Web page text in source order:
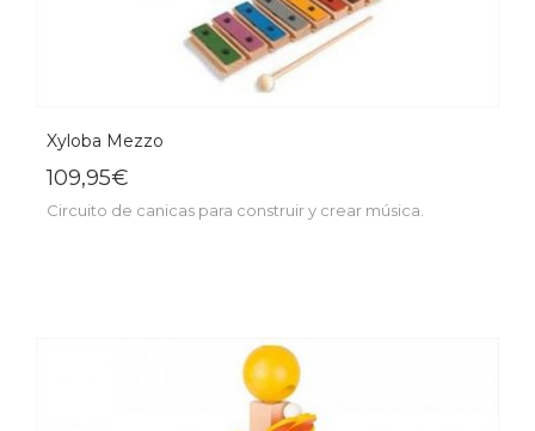
Xyloba Mezzo
109,95€
Circuito de canicas para construir y crear música.